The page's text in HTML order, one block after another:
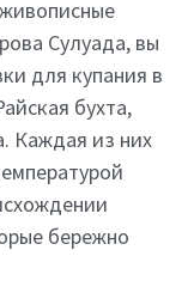
Сулуада, вы
для купания в
бухта,
Каждая из них
бережно